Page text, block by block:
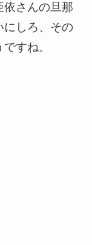
依さんの旦那
にしろ、その
すね。